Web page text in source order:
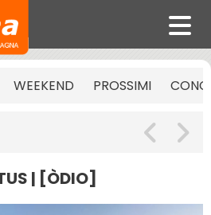
WEEKEND PROSSIMI
| [ÒDIO]